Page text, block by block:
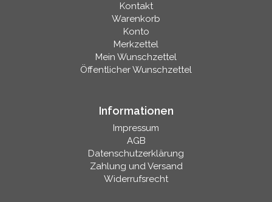
Kontakt
Warenkorb
Konto
Merkzettel
Mein Wunschzettel
Öffentlicher Wunschzettel
Informationen
Impressum
AGB
Datenschutzerklärung
Zahlung und Versand
Widerrufsrecht